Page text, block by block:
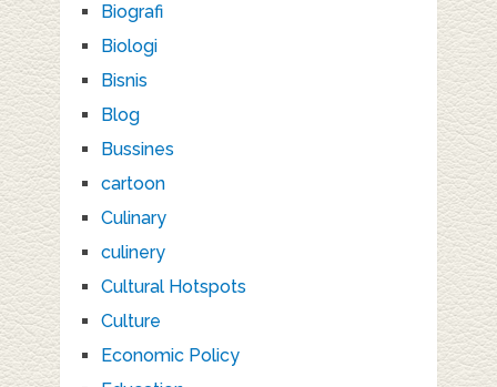
Biografi
Biologi
Bisnis
Blog
Bussines
cartoon
Culinary
culinery
Cultural Hotspots
Culture
Economic Policy